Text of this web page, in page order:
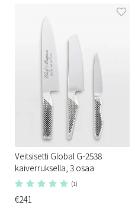
Veitsisetti Global G-2538
kaiverruksella, 3 osaa
(1)
€241